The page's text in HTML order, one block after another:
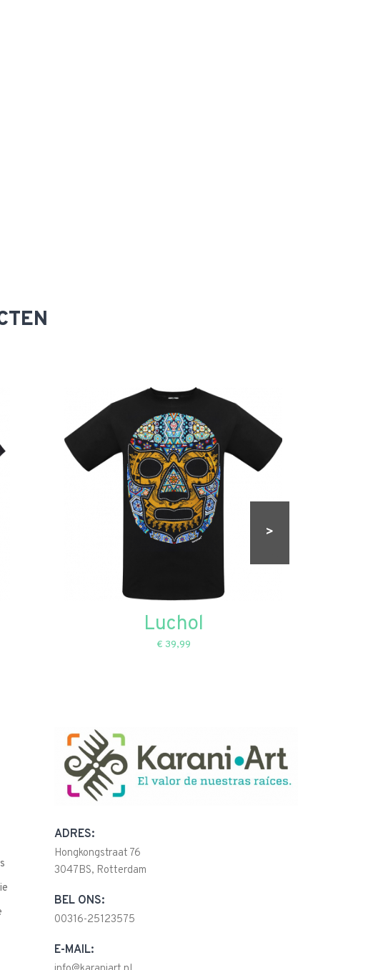
>
Luchol
€ 39,99
ADRES:
Hongkongstraat 76
3047BS, Rotterdam
BEL ONS:
00316-25123575
E-MAIL: